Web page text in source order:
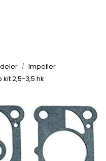
Impeller
2,5-3,5 hk